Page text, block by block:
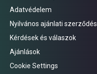
Adatvédelem
Nyilvános ajánlati szerződés
Kérdések és válaszok
Ajánlások
Cookie Settings